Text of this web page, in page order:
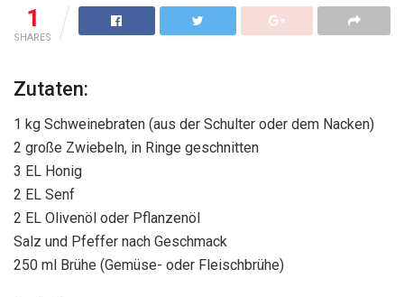
1
SHARES
Zutaten:
1 kg Schweinebraten (aus der Schulter oder dem Nacken)
2 große Zwiebeln, in Ringe geschnitten
3 EL Honig
2 EL Senf
2 EL Olivenöl oder Pflanzenöl
Salz und Pfeffer nach Geschmack
250 ml Brühe (Gemüse- oder Fleischbrühe)